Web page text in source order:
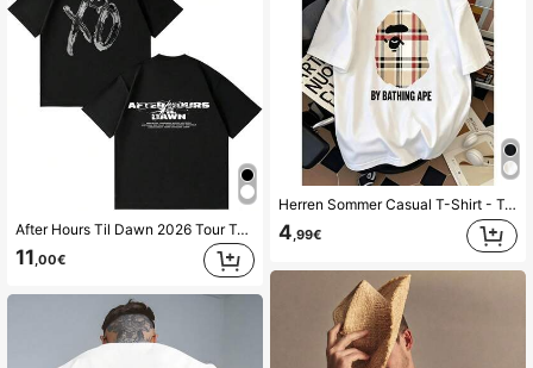
After Hours Til Dawn 2026 Tour T-Shirt, Hip-Hop T-Shirt für Damen und Herren, Gothic Sommer T-Shirt mit kurzen Ärmeln, Punk T-Shirt
11,00€
Herren Sommer Casual T-Shirt - T-Shirt mit Affenkopf-Print - Einfacher amerikanischer Stil - Lässiges Rundhals-Baumwoll-T-Shirt
4,99€